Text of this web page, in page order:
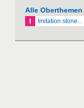
Alle Oberthemen
I
Imitation stone...